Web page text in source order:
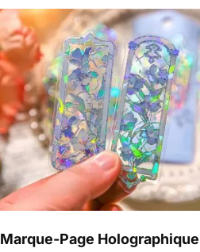
Marque-Page Holographique